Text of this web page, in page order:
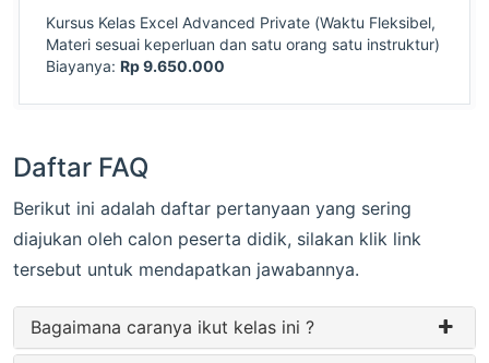
Kursus Kelas Excel Advanced Private (Waktu Fleksibel,
Materi sesuai keperluan dan satu orang satu instruktur)
Biayanya: Rp 9.650.000
Daftar FAQ
Berikut ini adalah daftar pertanyaan yang sering
diajukan oleh calon peserta didik, silakan klik link
tersebut untuk mendapatkan jawabannya.
Bagaimana caranya ikut kelas ini ?